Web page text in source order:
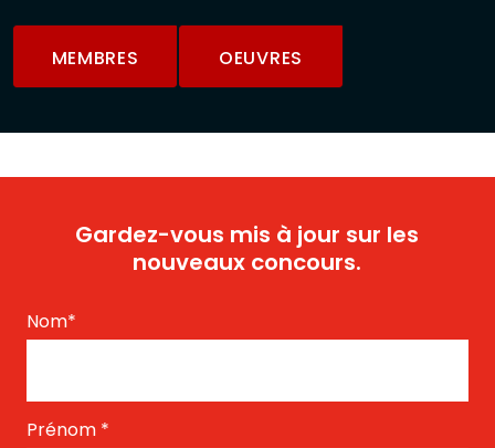
MEMBRES OEUVRES
Gardez-vous mis à jour sur les
nouveaux concours.
Nom*
Prénom *